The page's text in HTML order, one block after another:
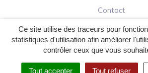
Ce site utilise des traceurs pour
statistiques d'utilisation afin améliorer
contrôler ceux que vous
Tout accepter Tout refuser
Contact